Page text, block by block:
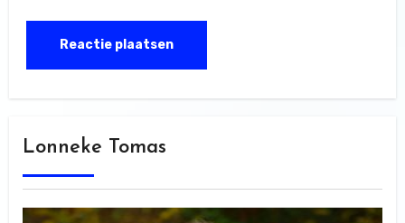
Lonneke Tomas